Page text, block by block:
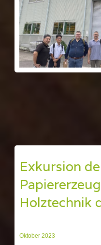
Exkursion
Holztechnik
Oktober 2023